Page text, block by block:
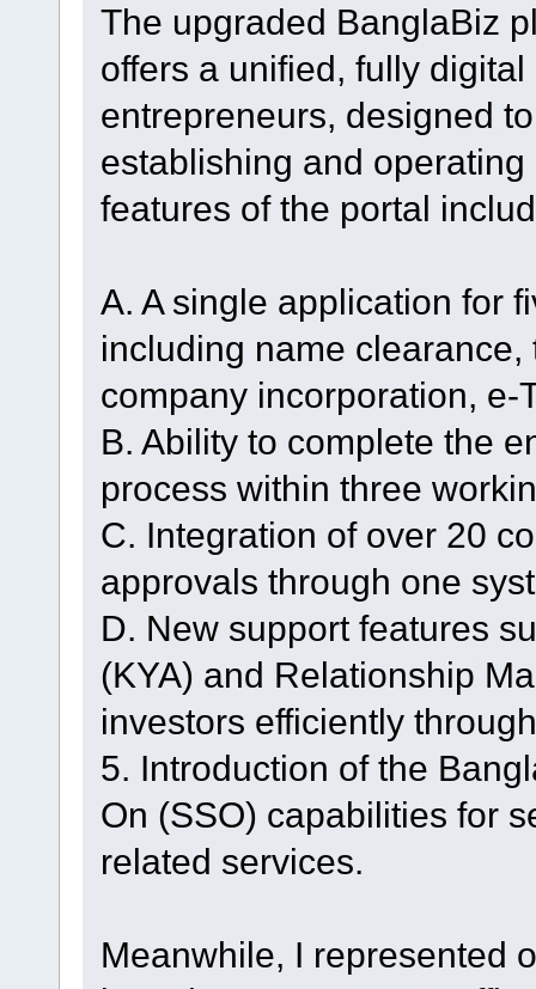
The upgraded BanglaBiz
offers a unified, fully
entrepreneurs, designed
establishing and
features of the portal
A. A single application for
including name
company incorporation, e-
B. Ability to complete the
process within three
C. Integration of over 20
approvals through one
D. New support features
(KYA) and Relationship
investors efficiently
5. Introduction of the
On (SSO) capabilities for
related services.
Meanwhile, I represented